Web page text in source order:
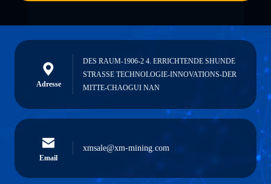
Adresse
DES RAUM-1906-2 4. ERRICHTENDE SHUNDE
STRASSE TECHNOLOGIE-INNOVATIONS-DER
MITTE-CHAOGUI NAN
Email
xmsale@xm-mining.com